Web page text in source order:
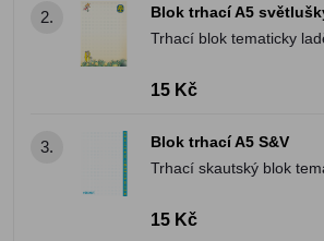
2.
Blok trhací A5
Trhací blok tematicky
15 Kč
3.
Blok trhací A5 S&V
Trhací skautský blok
15 Kč